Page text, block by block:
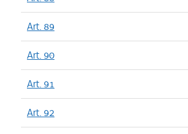
Art. 89
Art. 90
Art. 91
Art. 92